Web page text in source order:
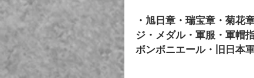
・旭日章・瑞宝章・菊花
ジ・メダル・軍服・軍帽
ボンボニエール・旧日本